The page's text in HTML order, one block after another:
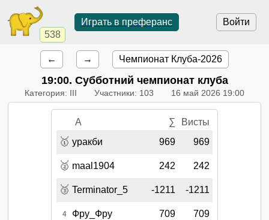
538
Войти
Играть в преферанс
← → Чемпионат Клуба-2026
19:00. Субботний чемпионат клуба
Категория: III Участники: 103 16 май 2026 19:00
A ∑ Висты
🥇 уракби 969 969
🥈 maal1904 242 242
🥉 Terminator_5 -1211 -1211
4 Фру_Фру 709 709